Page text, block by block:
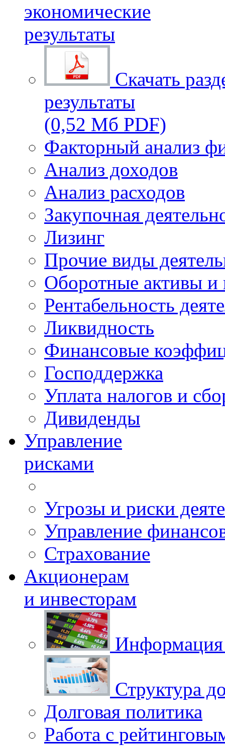
экономические
результаты
Скачать
результаты
(0,52 Мб PDF)
Факторный анализ
Анализ доходов
Анализ расходов
Закупочная
Лизинг
Прочие виды
Оборотные активы и
Рентабельность
Ликвидность
Финансовые
Господдержка
Уплата налогов и
Дивиденды
Управление
рисками
Угрозы и риски
Управление
Страхование
Акционерам
и инвесторам
Структура
Долговая политика
Работа с